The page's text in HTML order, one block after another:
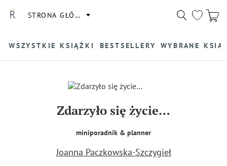
STRONA GŁÓWNA
WSZYSTKIE KSIĄŻKI BESTSELLERY WYBRANE
Zdarzyło się życie…
miniporadnik & planner
Joanna Paczkowska-Szczygieł